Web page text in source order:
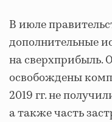
В июле
дополнительные
на сверхприбыль.
освобождены
2019 гг. не
а также часть